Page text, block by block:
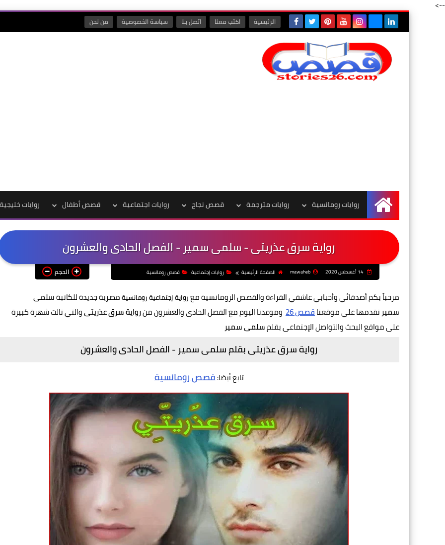
-->
الرئيسية اكتب معنا اتصل بنا سياسة الخصوصية من نحن
الرئيسية
روايات رومانسية روايات مترجمة قصص نجاح روايات اجتماعية قصص أطفال روايات خليجية
رواية سرق عذريتى - سلمى سمير - الفصل الحادى والعشرون
14 أغسطس 2020 mawaheb الصفحة الرئيسية روايات إجتماعية قصص رومانسية الحجم
مرحباً بكم أصدقائي وأحبابي عاشقي القراءة والقصص الرومانسية معروايةإجتماعية رومانسيةمصرية جديدة للكاتبةسلمى
سميرنقدمهاعلي موقعناقصص 26 وموعدنا اليوم مع الفصل الحادى والعشرون منرواية سرق عذريتىوالتي نالت شهرة كبيرة
على مواقع البحث والتواصل الإجتماعى بقلمسلمى سمير
رواية سرق عذريتى بقلم سلمى سمير - الفصل الحادى والعشرون
تابع أيضا:قصص رومانسية